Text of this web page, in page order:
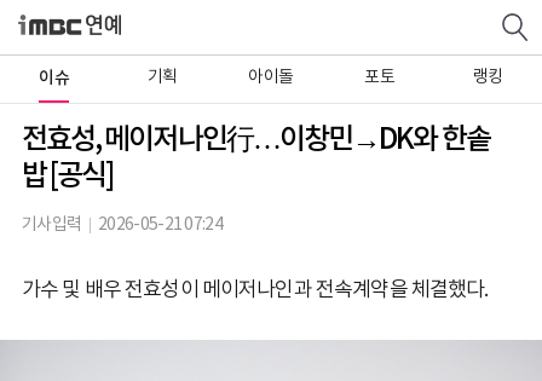
이슈 기획 아이돌 포토 랭킹
전효성, 메이저나인行…이창민→DK와 한솥
밥 [공식]
기사입력 2026-05-21 07:24
가수 및 배우 전효성이 메이저나인과 전속계약을 체결했다.